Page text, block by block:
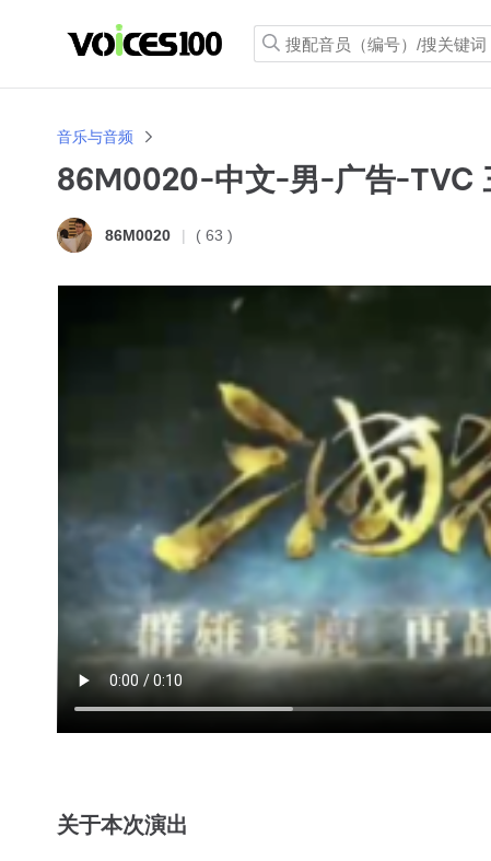
音乐与音频
86M0020-中文-男-广告-TVC
86M0020 ( 63 )
关于本次演出